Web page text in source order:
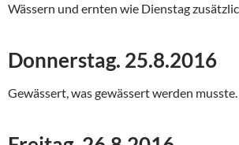
Wässern und ernten wie Dienstag
Donnerstag. 25.8.2016
Gewässert, was gewässert werden musste.